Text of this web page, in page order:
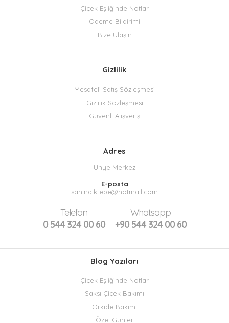
Çiçek Eşliğinde Notlar
Ödeme Bildirimi
Bize Ulaşın
Gizlilik
Mesafeli Satış Sözleşmesi
Gizlilik Sözleşmesi
Güvenli Alışveriş
Adres
Ünye Merkez
E-posta
sahindiktepe@hotmail.com
Telefon
0 544 324 00 60
Whatsapp
+90 544 324 00 60
Blog Yazıları
Çiçek Eşliğinde Notlar
Saksı Çiçek Bakımı
Orkide Bakımı
Özel Günler